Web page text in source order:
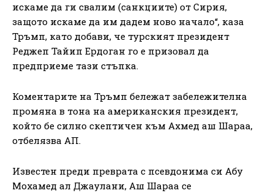
искаме да ги свалим (санкциите) от Сирия,
защото искаме да им дадем ново начало“, каза
Тръмп, като добави, че турският президент
Реджеп Тайип Ердоган го е призовал да
предприеме тази стъпка.
Коментарите на Тръмп бележат забележителна
промяна в тона на американския президент,
който бе силно скептичен към Ахмед аш Шараа,
отбелязва АП.
Известен преди преврата с псевдонима си Абу
Мохамед ал Джаулани, Аш Шараа се